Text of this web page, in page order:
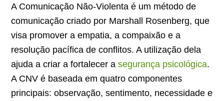
A Comunicação Não-Violenta é um método de
comunicação criado por Marshall Rosenberg, que
visa promover a empatia, a compaixão e a
resolução pacífica de conflitos. A utilização dela
ajuda a criar a fortalecer a segurança psicológica.
A CNV é baseada em quatro componentes
principais: observação, sentimento, necessidade e